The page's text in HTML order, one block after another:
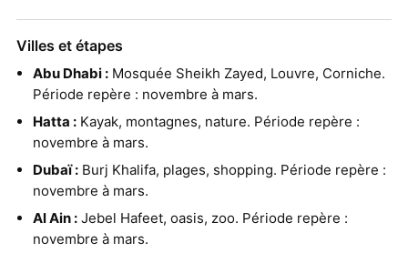
Villes et étapes
Abu Dhabi :Mosquée Sheikh Zayed, Louvre, Corniche.
Période repère : novembre à mars.
Hatta :Kayak, montagnes, nature. Période repère :
novembre à mars.
Dubaï :Burj Khalifa, plages, shopping. Période repère :
novembre à mars.
Al Ain :Jebel Hafeet, oasis, zoo. Période repère :
novembre à mars.